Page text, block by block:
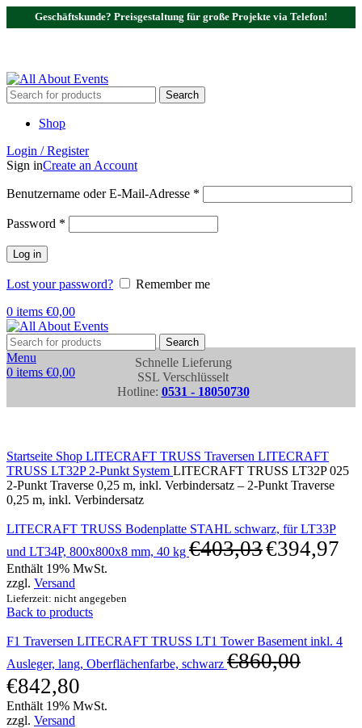
Geschäftskunde? Preisgestaltung für große Projekte via Telefon!
Search
Shop
Login / Register
Sign inCreate an Account
Benutzername oder E-Mail-Adresse *
Password *
Log in
Lost your password?
Remember me
0 items €0,00
Search
Menu
0 items €0,00
Schnelle Lieferung
SSL Verschlüsselt
Hotline: 0531 - 18050730
Startseite Shop LITECRAFT TRUSS Traversen LITECRAFT
TRUSS LT32P 2-Punkt System LITECRAFT TRUSS LT32P 025
2-Punkt Traverse 0,25 m, inkl. Verbindersatz – 2-Punkt Traverse
0,25 m, inkl. Verbindersatz
LITECRAFT TRUSS Bodenplatte STAHL schwarz, für LT33P
und LT34P, 800x800x8 mm, 40 kg €403,03€394,97
Enthält 19% MwSt.
zzgl. Versand
Lieferzeit: nicht angegeben
Back to products
F1 Traversen LITECRAFT TRUSS LT1 Tower Basement inkl. 4
Ausleger, lang, Oberflächenfarbe, schwarz €860,00
€842,80
Enthält 19% MwSt.
zzgl. Versand